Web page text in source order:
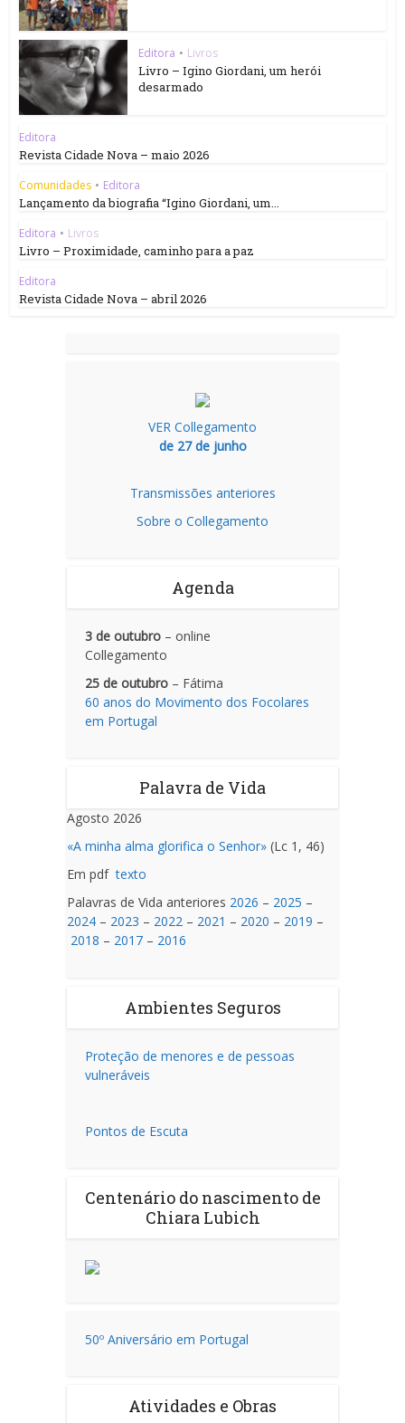
Editora • Livros
Livro – Igino Giordani, um herói
desarmado
Editora
Revista Cidade Nova – maio 2026
Comunidades • Editora
Lançamento da biografia “Igino Giordani, um...
Editora • Livros
Livro – Proximidade, caminho para a paz
Editora
Revista Cidade Nova – abril 2026
VER Collegamento
de 27 de junho
Transmissões anteriores
Sobre o Collegamento
Agenda
3 de outubro – online
Collegamento
25 de outubro – Fátima
60 anos do Movimento dos Focolares
em Portugal
Palavra de Vida
Agosto 2026
«A minha alma glorifica o Senhor» (Lc 1, 46)
Em pdftexto
Palavras de Vida anteriores 2026 – 2025 –
2024 – 2023 – 2022 – 2021 – 2020 – 2019 –
2018 – 2017 – 2016
Ambientes Seguros
Proteção de menores e de pessoas
vulneráveis
Pontos de Escuta
Centenário do nascimento de
Chiara Lubich
50º Aniversário em Portugal
Atividades e Obras